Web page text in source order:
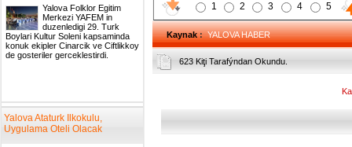
1 2 3 4 5
Kaynak: YALOVA HABER
623 Kiţi Tarafýndan Okundu.
Yalova Folklor Egitim
Merkezi YAFEM in
duzenledigi 29. Turk
Boylari Kultur Soleni kapsaminda
konuk ekipler Cinarcik ve Ciftlikkoy
de gosteriler gerceklestirdi.
Yalova Ataturk Ilkokulu,
Uygulama Oteli Olacak